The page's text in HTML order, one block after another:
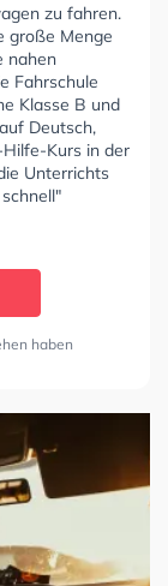
zu fahren.
große Menge
nahen
Fahrschule
Klasse B und
Deutsch,
Kurs in der
Unterrichts
haben